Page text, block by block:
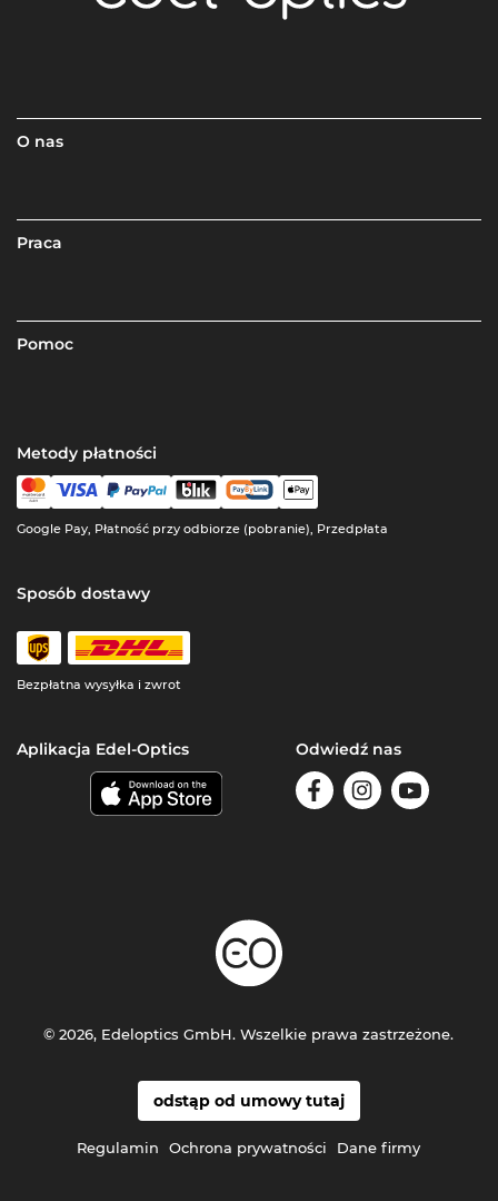
O nas
Praca
Pomoc
Metody płatności
Google Pay, Płatność przy odbiorze (pobranie), Przedpłata
Sposób dostawy
Bezpłatna wysyłka i zwrot
Aplikacja Edel-Optics Odwiedź nas
odstąp od umowy tutaj
Regulamin Ochrona prywatności Dane firmy
© 2026, Edeloptics GmbH. Wszelkie prawa zastrzeżone.